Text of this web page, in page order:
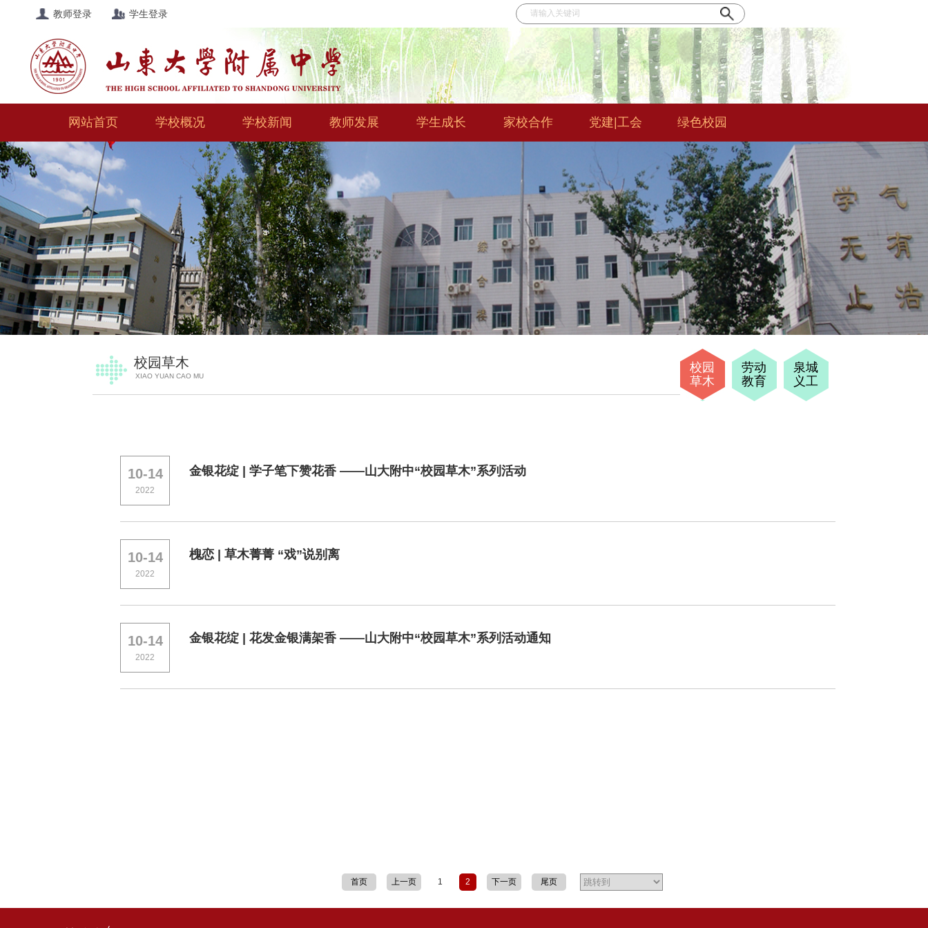
教师登录 学生登录
网站首页 学校概况 学校新闻 教师发展 学生成长 家校合作 党建|工会 绿色校园
校园草木
XIAO YUAN CAO MU
校园
草木
劳动
教育
泉城
义工
10-14
2022
金银花绽 | 学子笔下赞花香 ——山大附中“校园草木”系列活动
10-14
2022
槐恋 | 草木菁菁 “戏”说别离
10-14
2022
金银花绽 | 花发金银满架香 ——山大附中“校园草木”系列活动通知
首页 上一页 1 2 下一页 尾页